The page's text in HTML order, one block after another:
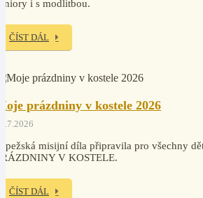
i s modlitbou.
ČÍST DÁL
prázdniny v kostele 2026
misijní díla připravila pro všechny
V KOSTELE.
ČÍST DÁL